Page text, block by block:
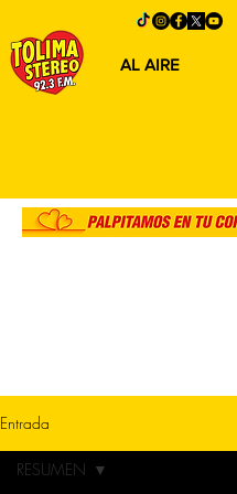
AL AIRE
Entrada
RESUMEN